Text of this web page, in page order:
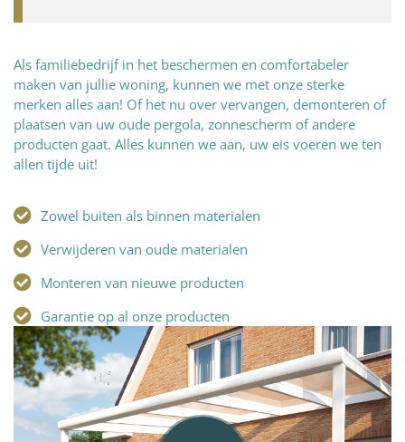
Als familiebedrijf in het beschermen en comfortabeler
maken van jullie woning, kunnen we met onze sterke
merken alles aan! Of het nu over vervangen, demonteren of
plaatsen van uw oude pergola, zonnescherm of andere
producten gaat. Alles kunnen we aan, uw eis voeren we ten
allen tijde uit!
Zowel buiten als binnen materialen
Verwijderen van oude materialen
Monteren van nieuwe producten
Garantie op al onze producten